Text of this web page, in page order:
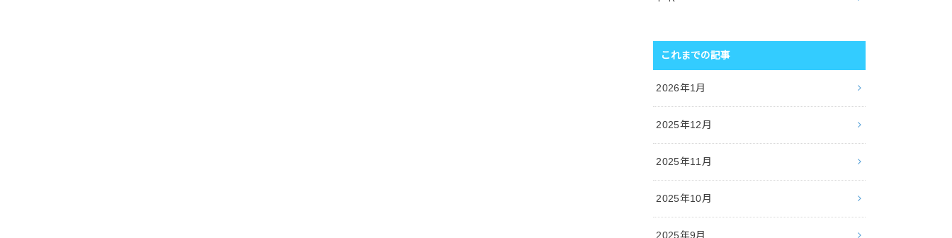
これまでの記事
2026年1月
2025年12月
2025年11月
2025年10月
2025年9月